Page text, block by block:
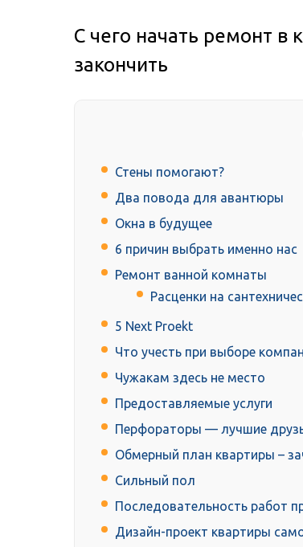
С чего начать ремонт в
закончить
Стены помогают?
Два повода для авантюры
Окна в будущее
6 причин выбрать именно нас
Ремонт ванной комнаты
Расценки на
5 Next Proekt
Что учесть при выборе
Чужакам здесь не место
Предоставляемые услуги
Перфораторы — лучшие
Обмерный план квартиры –
Сильный пол
Последовательность работ
Дизайн-проект квартиры